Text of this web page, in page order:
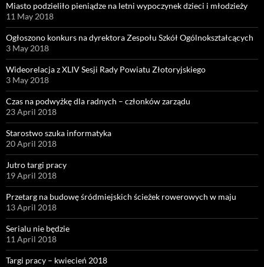
Miasto podzieliło pieniądze na letni wypoczynek dzieci i młodzieży
11 May 2018
Ogłoszono konkurs na dyrektora Zespołu Szkół Ogólnokształcących
3 May 2018
Wideorelacja z XLIV Sesji Rady Powiatu Złotoryjskiego
3 May 2018
Czas na podwyżkę dla radnych – członków zarządu
23 April 2018
Starostwo szuka informatyka
20 April 2018
Jutro targi pracy
19 April 2018
Przetarg na budowę śródmiejskich ścieżek rowerowych w maju
13 April 2018
Serialu nie będzie
11 April 2018
Targi pracy – kwiecień 2018